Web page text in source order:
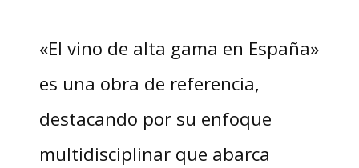
«El vino de alta gama en España»
es una obra de referencia,
destacando por su enfoque
multidisciplinar que abarca